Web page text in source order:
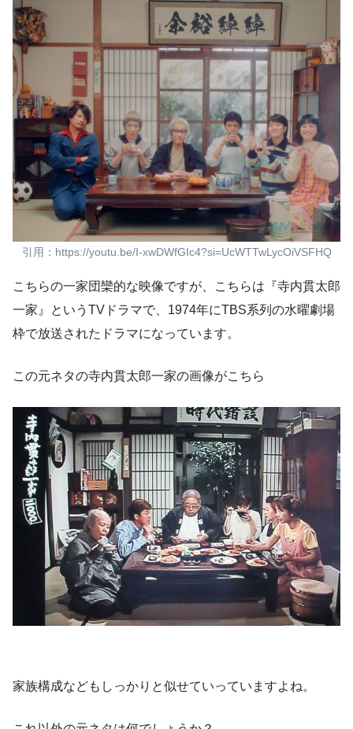
引用：https://youtu.be/I-xwDWfGIc4?si=UcWTTwLycOiVSFHQ
こちらの一家団欒的な映像ですが、こちらは『寺内貫太郎
一家』というTVドラマで、1974年にTBS系列の水曜劇場
枠で放送されたドラマになっています。
この元ネタの寺内貫太郎一家の画像がこちら
家族構成などもしっかりと似せていっていますよね。